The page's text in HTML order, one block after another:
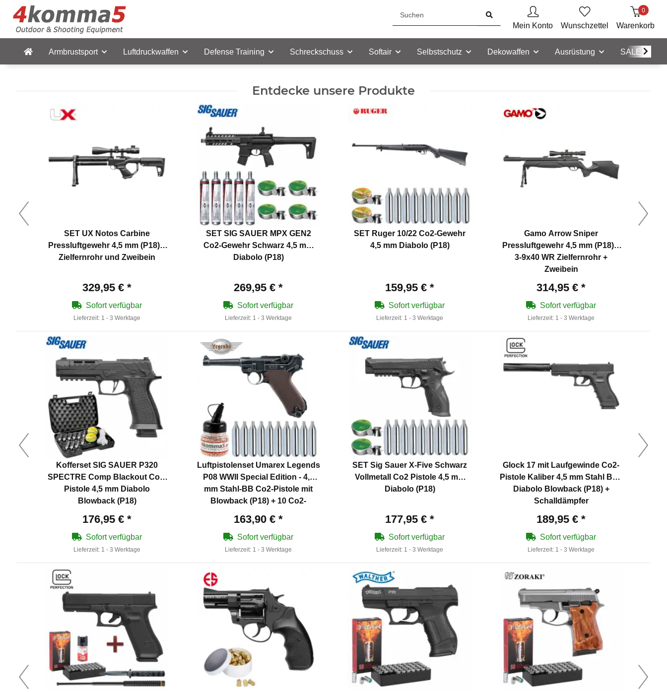
Mein Konto Wunschzettel
0
Warenkorb
Armbrustsport Luftdruckwaffen Defense Training Schreckschuss Softair Selbstschutz Dekowaffen Ausrüstung SALE
Entdecke unsere Produkte
SET UX Notos Carbine
Pressluftgewehr 4,5 mm (P18) +
Zielfernrohr und Zweibein
329,95 € *
Sofort verfügbar
Lieferzeit: 1 - 3 Werktage
SET SIG SAUER MPX GEN2
Co2-Gewehr Schwarz 4,5 mm
Diabolo (P18)
269,95 € *
Sofort verfügbar
Lieferzeit: 1 - 3 Werktage
SET Ruger 10/22 Co2-Gewehr
4,5 mm Diabolo (P18)
159,95 € *
Sofort verfügbar
Lieferzeit: 1 - 3 Werktage
Gamo Arrow Sniper
Pressluftgewehr 4,5 mm (P18) +
3-9x40 WR Zielfernrohr +
Zweibein
314,95 € *
Sofort verfügbar
Lieferzeit: 1 - 3 Werktage
Kofferset SIG SAUER P320
SPECTRE Comp Blackout Co2-
Pistole 4,5 mm Diabolo
Blowback (P18)
176,95 € *
Sofort verfügbar
Lieferzeit: 1 - 3 Werktage
Luftpistolenset Umarex Legends
P08 WWII Special Edition - 4,5
mm Stahl-BB Co2-Pistole mit
Blowback (P18) + 10 Co2-
4komma5
163,90 € *
Sofort verfügbar
Lieferzeit: 1 - 3 Werktage
SET Sig Sauer X-Five Schwarz
Vollmetall Co2 Pistole 4,5 mm
Diabolo (P18)
177,95 € *
Sofort verfügbar
Lieferzeit: 1 - 3 Werktage
Glock 17 mit Laufgewinde Co2-
Pistole Kaliber 4,5 mm Stahl BB /
Diabolo Blowback (P18) +
Schalldämpfer
189,95 € *
Sofort verfügbar
Lieferzeit: 1 - 3 Werktage